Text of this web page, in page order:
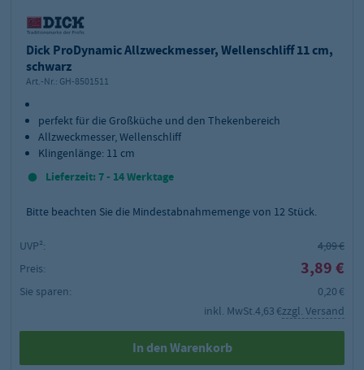
Dick ProDynamic Allzweckmesser, Wellenschliff 11 cm,
schwarz
Art.-Nr.: GH-8501511
perfekt für die Großküche und den Thekenbereich
Allzweckmesser, Wellenschliff
Klingenlänge: 11 cm
Lieferzeit: 7 - 14 Werktage
Bitte beachten Sie die Mindestabnahmemenge von 12 Stück.
UVP²:
4,09 €
Preis:
3,89 €
Sie sparen:
0,20 €
inkl. MwSt.4,63 €zzgl. Versand
In den Warenkorb